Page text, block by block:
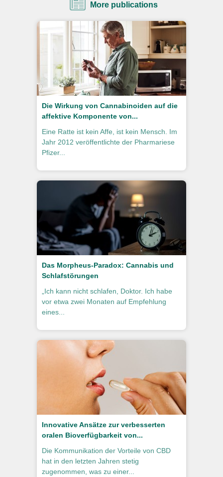
More publications
Die Wirkung von Cannabinoiden auf die
affektive Komponente von...
Eine Ratte ist kein Affe, ist kein Mensch. Im
Jahr 2012 veröffentlichte der Pharmariese
Pfizer...
Das Morpheus-Paradox: Cannabis und
Schlafstörungen
„Ich kann nicht schlafen, Doktor. Ich habe
vor etwa zwei Monaten auf Empfehlung
eines...
Innovative Ansätze zur verbesserten
oralen Bioverfügbarkeit von...
Die Kommunikation der Vorteile von CBD
hat in den letzten Jahren stetig
zugenommen, was zu einer...